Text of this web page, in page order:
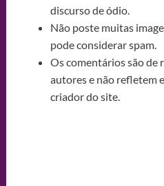
discurso de ódio.
Não poste muitas
pode considerar spam.
Os comentários são de
autores e não refletem
criador do site.